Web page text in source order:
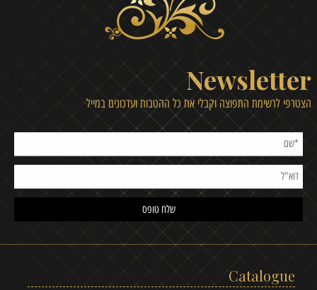
Newsletter
הצטרפי לרשימת התפוצה וקבלי את כל ההטבות ועדכונים במייל
Catalogue